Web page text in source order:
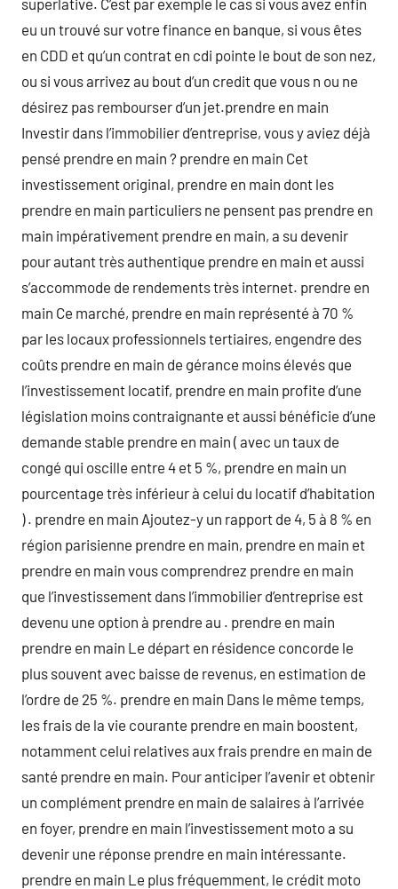
superlative. C’est par exemple le cas si vous avez enfin
eu un trouvé sur votre finance en banque, si vous êtes
en CDD et qu’un contrat en cdi pointe le bout de son nez,
ou si vous arrivez au bout d’un credit que vous n ou ne
désirez pas rembourser d’un jet.prendre en main
Investir dans l’immobilier d’entreprise, vous y aviez déjà
pensé prendre en main ? prendre en main Cet
investissement original, prendre en main dont les
prendre en main particuliers ne pensent pas prendre en
main impérativement prendre en main, a su devenir
pour autant très authentique prendre en main et aussi
s’accommode de rendements très internet. prendre en
main Ce marché, prendre en main représenté à 70 %
par les locaux professionnels tertiaires, engendre des
coûts prendre en main de gérance moins élevés que
l’investissement locatif, prendre en main profite d’une
législation moins contraignante et aussi bénéficie d’une
demande stable prendre en main ( avec un taux de
congé qui oscille entre 4 et 5 %, prendre en main un
pourcentage très inférieur à celui du locatif d’habitation
) . prendre en main Ajoutez-y un rapport de 4, 5 à 8 % en
région parisienne prendre en main, prendre en main et
prendre en main vous comprendrez prendre en main
que l’investissement dans l’immobilier d’entreprise est
devenu une option à prendre au . prendre en main
prendre en main Le départ en résidence concorde le
plus souvent avec baisse de revenus, en estimation de
l’ordre de 25 %. prendre en main Dans le même temps,
les frais de la vie courante prendre en main boostent,
notamment celui relatives aux frais prendre en main de
santé prendre en main. Pour anticiper l’avenir et obtenir
un complément prendre en main de salaires à l’arrivée
en foyer, prendre en main l’investissement moto a su
devenir une réponse prendre en main intéressante.
prendre en main Le plus fréquemment, le crédit moto